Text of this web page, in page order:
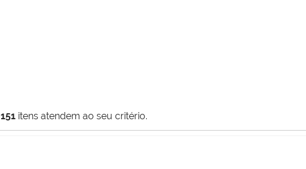
151itens atendem ao seu critério.